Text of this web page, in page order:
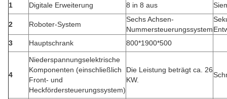
1 Digitale Erweiterung 8 in 8 aus
2 Roboter-System
Sechs Achsen-
Nummersteuerungssystem
3
Hauptschrank 800*1900*500
4
Niederspannungselektrische
Komponenten (einschließlich
Front- und
Heckfördersteuerungssystem)
Die Leistung beträgt ca. 26
KW.